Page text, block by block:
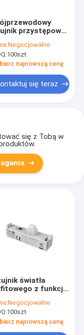
przystępowy
długa
cieni
Negocjowalne
100szt
najnowszą cenę
się teraz
się z Tobą w
światła
z funkcją
i dostępnym
Negocjowalne
100szt
najnowszą cenę